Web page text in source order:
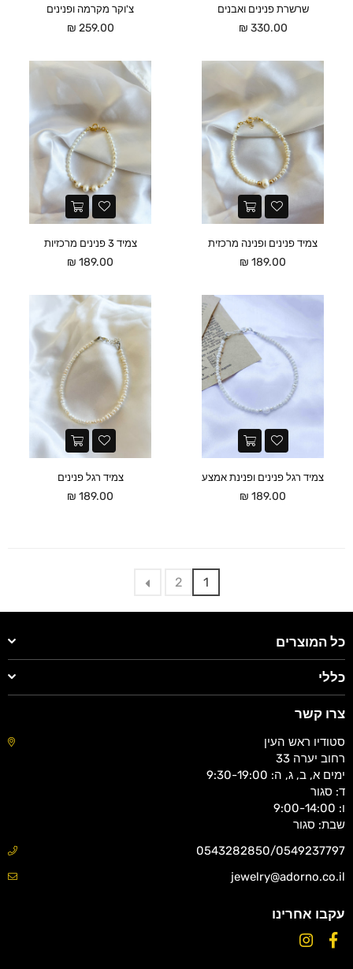
שרשרת פנינים ואבנים
מחיר
330.00 ₪
צ'וקר מקרמה ופנינים
מחיר
259.00 ₪
צמיד פנינים ופנינה מרכזית
מחיר
189.00 ₪
צמיד 3 פנינים מרכזיות
מחיר
189.00 ₪
צמיד רגל פנינים ופנינת אמצע
מחיר
189.00 ₪
צמיד רגל פנינים
מחיר
189.00 ₪
1
2
כל המוצרים
כללי
צרו קשר
סטודיו ראש העין
רחוב יערה 33
ימים א, ב, ג, ה: 9:30-19:00
ד: סגור
ו: 9:00-14:00
שבת: סגור
0543282850/0549237797
jewelry@adorno.co.il
עקבו אחרינו
Facebook
Instagram